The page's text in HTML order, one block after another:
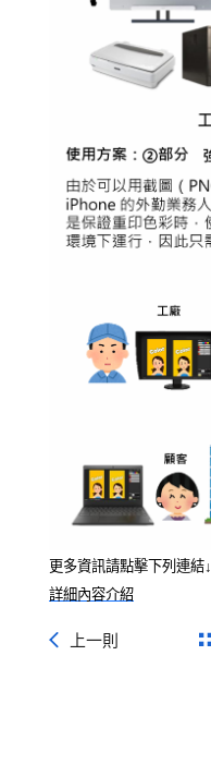
更多資訊請點擊下列連結↓
詳細內容介紹
上一則